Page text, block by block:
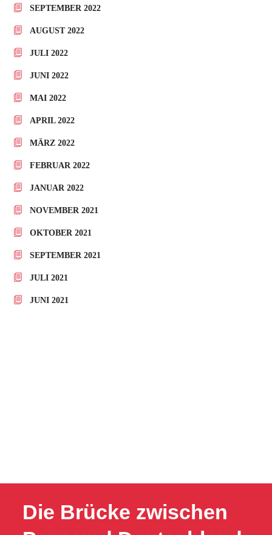
SEPTEMBER 2022
AUGUST 2022
JULI 2022
JUNI 2022
MAI 2022
APRIL 2022
MÄRZ 2022
FEBRUAR 2022
JANUAR 2022
NOVEMBER 2021
OKTOBER 2021
SEPTEMBER 2021
JULI 2021
JUNI 2021
Die Brücke zwischen